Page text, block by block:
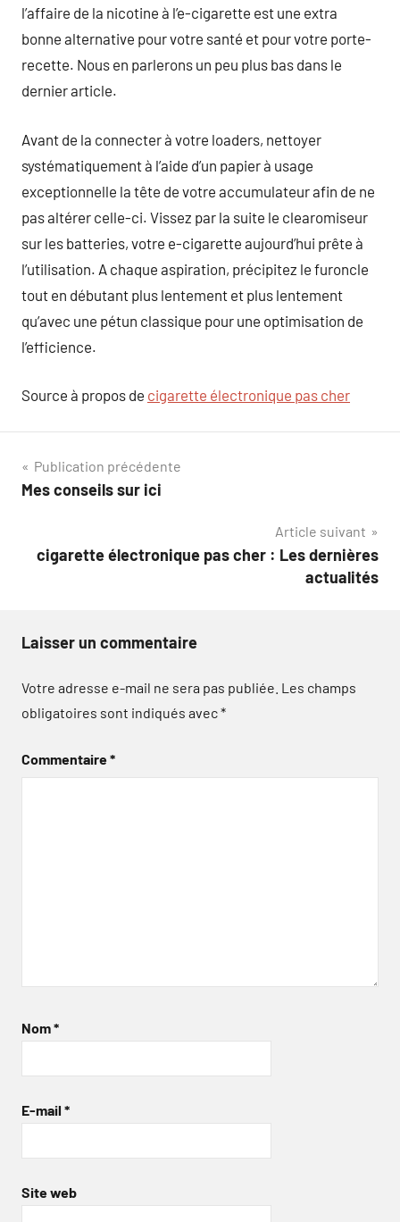
l’affaire de la nicotine à l’e-cigarette est une extra
bonne alternative pour votre santé et pour votre porte-
recette. Nous en parlerons un peu plus bas dans le
dernier article.
Avant de la connecter à votre loaders, nettoyer
systématiquement à l’aide d’un papier à usage
exceptionnelle la tête de votre accumulateur afin de ne
pas altérer celle-ci. Vissez par la suite le clearomiseur
sur les batteries, votre e-cigarette aujourd’hui prête à
l’utilisation. A chaque aspiration, précipitez le furoncle
tout en débutant plus lentement et plus lentement
qu’avec une pétun classique pour une optimisation de
l’efficience.
Source à propos de cigarette électronique pas cher
Navigation
de
Publication précédente
Mes conseils sur ici
Article suivant
cigarette électronique pas cher : Les dernières
actualités
Laisser un commentaire
Votre adresse e-mail ne sera pas publiée. Les champs
obligatoires sont indiqués avec*
Commentaire*
Nom*
E-mail *
Site web